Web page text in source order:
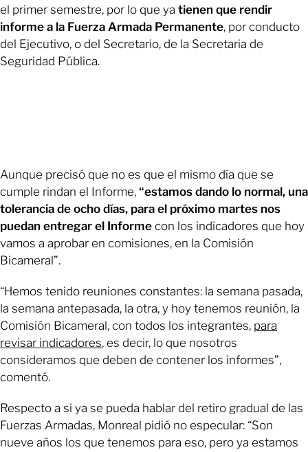
el primer semestre, por lo que ya tienen que rendir
informe a la Fuerza Armada Permanente, por conducto
del Ejecutivo, o del Secretario, de la Secretaria de
Seguridad Pública.
Aunque precisó que no es que el mismo día que se
cumple rindan el Informe, “estamos dando lo normal, una
tolerancia de ocho días, para el próximo martes nos
puedan entregar el Informe con los indicadores que hoy
vamos a aprobar en comisiones, en la Comisión
Bicameral”.
“Hemos tenido reuniones constantes: la semana pasada,
la semana antepasada, la otra, y hoy tenemos reunión, la
Comisión Bicameral, con todos los integrantes, para
revisar indicadores, es decir, lo que nosotros
consideramos que deben de contener los informes”,
comentó.
Respecto a si ya se pueda hablar del retiro gradual de las
Fuerzas Armadas, Monreal pidió no especular: “Son
nueve años los que tenemos para eso, pero ya estamos